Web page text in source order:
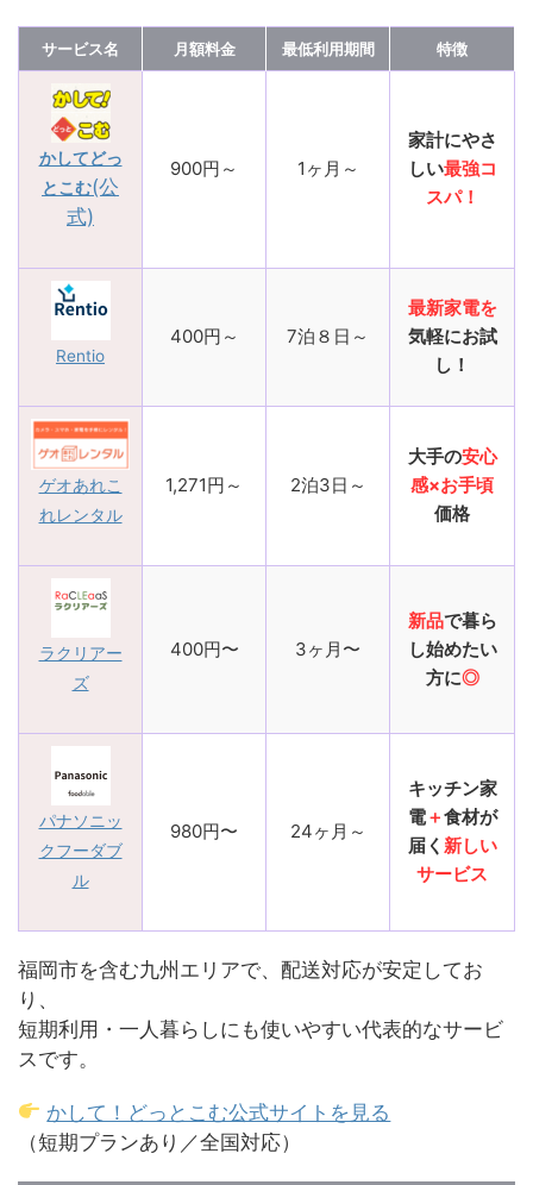
サービス名 月額料金 最低利用期間 特徴
かしてどっ
とこむ(公
式)
900円～ 1ヶ月～
家計にやさ
しい最強コ
スパ！
Rentio
400円～ 7泊８日～
最新家電を
気軽にお試
し！
ゲオあれこ
れレンタル
1,271円～ 2泊3日～
大手の安心
感×お手頃
価格
ラクリアー
ズ
400円〜 3ヶ月〜
新品で暮ら
し始めたい
方に◎
パナソニッ
クフーダブ
ル
980円〜 24ヶ月～
キッチン家
電＋食材が
届く 新しい
サービス
福岡市を含む九州エリアで、配送対応が安定してお
り、
短期利用・一人暮らしにも使いやすい代表的なサービ
スです。
かして！どっとこむ公式サイトを見る
（短期プランあり／全国対応）